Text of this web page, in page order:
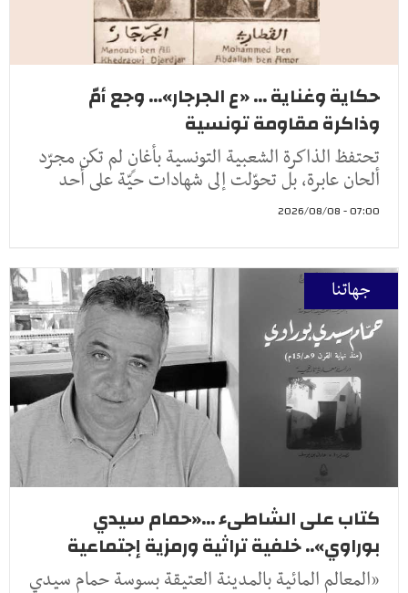
حكاية وغناية ... «ع الجرجار»... وجع أمّ
وذاكرة مقاومة تونسية
تحتفظ الذاكرة الشعبية التونسية بأغانٍ لم تكن مجرّد
ألحان عابرة، بل تحوّلت إلى شهادات حيّة على أحد
07:00 - 2026/08/08
جهاتنا
كتاب على الشاطىء ...«حمام سيدي
بوراوي».. خلفية تراثية ورمزية إجتماعية
«المعالم المائية بالمدينة العتيقة بسوسة حمام سيدي